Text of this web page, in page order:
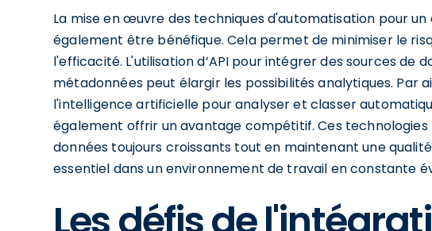
La mise en œuvre des techniques d'automatisation pour
également être bénéfique. Cela permet de minimiser le
l'efficacité. L'utilisation d’API pour intégrer des sources de
métadonnées peut élargir les possibilités analytiques. Par
l'intelligence artificielle pour analyser et classer
également offrir un avantage compétitif. Ces
données toujours croissants tout en maintenant une
essentiel dans un environnement de travail en constante